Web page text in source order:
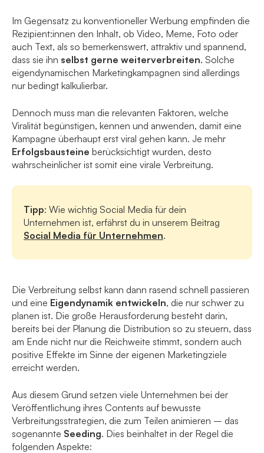
Im Gegensatz zu konventioneller Werbung empfinden die
Rezipient:innen den Inhalt, ob Video, Meme, Foto oder
auch Text, als so bemerkenswert, attraktiv und spannend,
dass sie ihn selbst gerne weiterverbreiten. Solche
eigendynamischen Marketingkampagnen sind allerdings
nur bedingt kalkulierbar.
Dennoch muss man die relevanten Faktoren, welche
Viralität begünstigen, kennen und anwenden, damit eine
Kampagne überhaupt erst viral gehen kann. Je mehr
Erfolgsbausteine berücksichtigt wurden, desto
wahrscheinlicher ist somit eine virale Verbreitung.
Tipp: Wie wichtig Social Media für dein
Unternehmen ist, erfährst du in unserem Beitrag
Social Media für Unternehmen.
Die Verbreitung selbst kann dann rasend schnell passieren
und eine Eigendynamik entwickeln, die nur schwer zu
planen ist. Die große Herausforderung besteht darin,
bereits bei der Planung die Distribution so zu steuern, dass
am Ende nicht nur die Reichweite stimmt, sondern auch
positive Effekte im Sinne der eigenen Marketingziele
erreicht werden.
Aus diesem Grund setzen viele Unternehmen bei der
Veröffentlichung ihres Contents auf bewusste
Verbreitungsstrategien, die zum Teilen animieren – das
sogenannte Seeding. Dies beinhaltet in der Regel die
folgenden Aspekte: